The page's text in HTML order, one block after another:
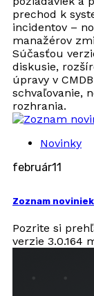
prechod k
incidentov –
manažérov
Súčasťou
diskusie,
úpravy v
schvaľovanie,
rozhrania.
Novinky
február11
Zoznam
Pozrite si
verzie 3.0.164